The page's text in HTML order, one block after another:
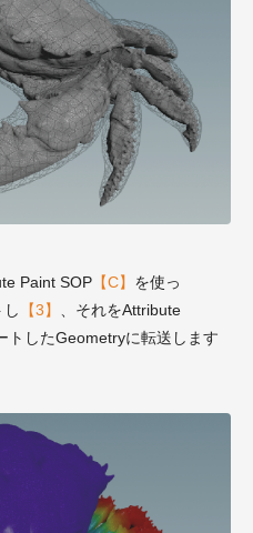
Paint SOP 【C】 を使っ
【3】
、それをAttribute
トしたGeometryに転送します